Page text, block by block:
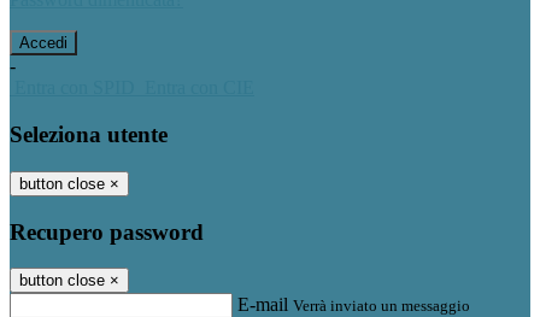
-
Seleziona utente
button close ×
Recupero password
button close ×
E-mail Verrà inviato un messaggio